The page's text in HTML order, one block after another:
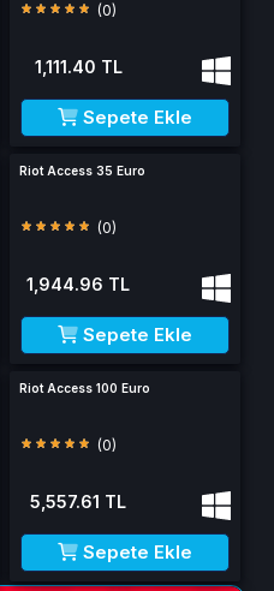
(0)
1,111.40 TL
Sepete Ekle
Riot Access 35 Euro
(0)
1,944.96 TL
Sepete Ekle
Riot Access 100 Euro
(0)
5,557.61 TL
Sepete Ekle